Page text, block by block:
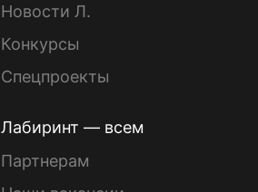
Новости Л.
Конкурсы
Спецпроекты
Лабиринт — всем
Партнерам